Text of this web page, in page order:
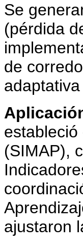
Se
(pérdida
de
(SIMAP),
ajustaron